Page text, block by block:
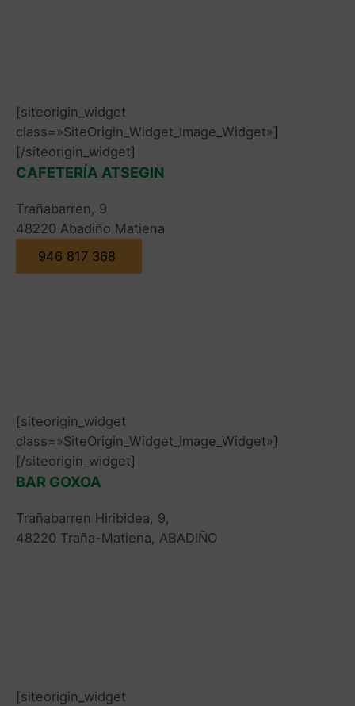
[siteorigin_widget
class=»SiteOrigin_Widget_Image_Widget»]
[/siteorigin_widget]
CAFETERÍA ATSEGIN
Trañabarren, 9
48220 Abadiño Matiena
946 817 368
[siteorigin_widget
class=»SiteOrigin_Widget_Image_Widget»]
[/siteorigin_widget]
BAR GOXOA
Trañabarren Hiribidea, 9,
48220 Traña-Matiena, ABADIÑO
[siteorigin_widget